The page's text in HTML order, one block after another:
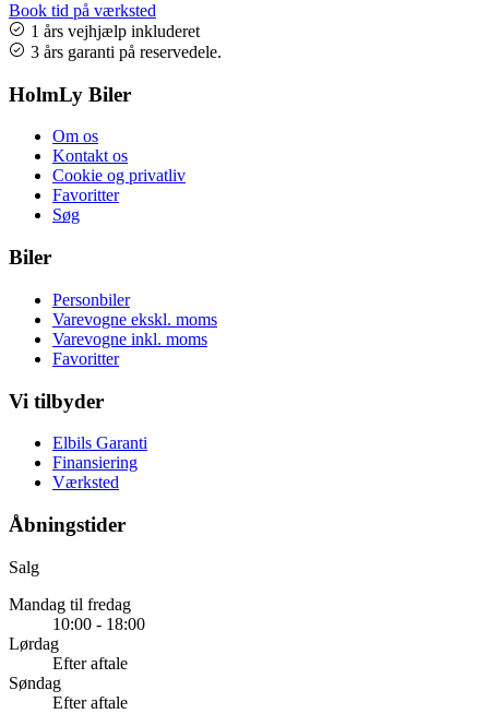
Book tid på værksted
1 års vejhjælp inkluderet
3 års garanti på reservedele.
HolmLy Biler
Om os
Kontakt os
Cookie og privatliv
Favoritter
Søg
Biler
Personbiler
Varevogne ekskl. moms
Varevogne inkl. moms
Favoritter
Vi tilbyder
Elbils Garanti
Finansiering
Værksted
Åbningstider
Salg
Mandag til fredag
10:00 - 18:00
Lørdag
Efter aftale
Søndag
Efter aftale